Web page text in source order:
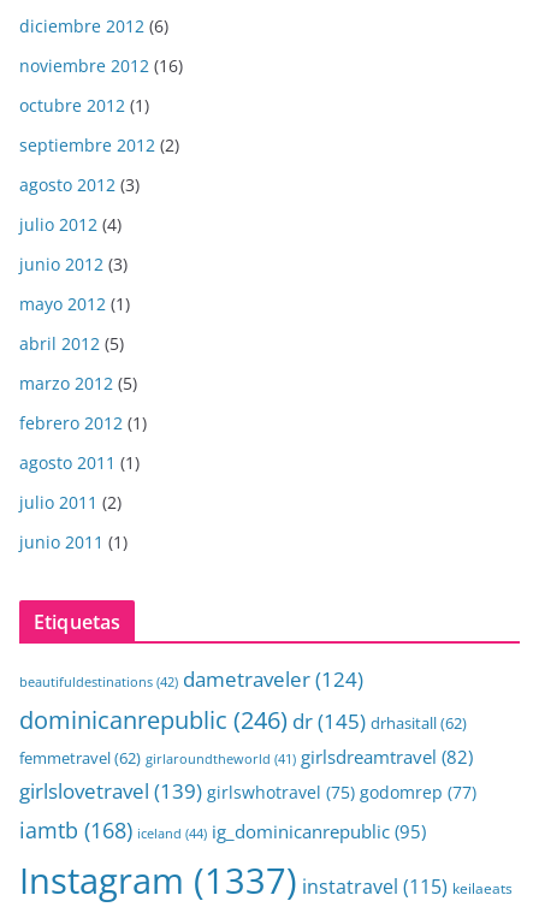
diciembre 2012 (6)
noviembre 2012 (16)
octubre 2012 (1)
septiembre 2012 (2)
agosto 2012 (3)
julio 2012 (4)
junio 2012 (3)
mayo 2012 (1)
abril 2012 (5)
marzo 2012 (5)
febrero 2012 (1)
agosto 2011 (1)
julio 2011 (2)
junio 2011 (1)
Etiquetas
beautifuldestinations (42) dametraveler(124)
dominicanrepublic (246) dr(145) drhasitall(62)
femmetravel(62) girlaroundtheworld (41) girlsdreamtravel (82)
girlslovetravel (139) girlswhotravel (75) godomrep (77)
iamtb (168) iceland (44) ig_dominicanrepublic (95)
Instagram (1337) instatravel (115) keilaeats